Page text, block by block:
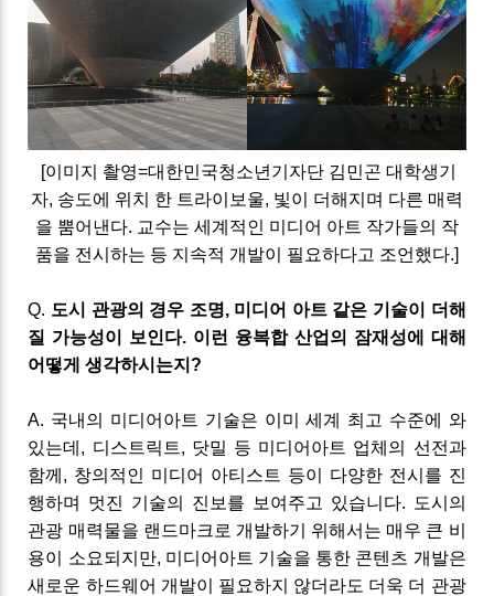
[이미지 촬영=대한민국청소년기자단 김민곤 대학생기
자, 송도에 위치 한 트라이보울, 빛이 더해지며 다른 매력
을 뿜어낸다. 교수는 세계적인 미디어 아트 작가들의 작
품을 전시하는 등 지속적 개발이 필요하다고 조언했다.]
Q. 도시 관광의 경우 조명, 미디어 아트 같은 기술이
더해
질 가능성이 보인다. 이런 융복합 산업의 잠재성에
대해
어떻게
생각하시는지?
A. 국내의 미디어아트 기술은 이미 세계 최고 수준에 와
있는데 , 디스트릭트, 닷밀 등 미디어아트 업체의 선전과
함께 , 창의적인 미디어 아티스트 등이 다양한 전시를 진
행하며 멋진 기술의 진보를 보여주고 있습니다. 도시의
관광 매력물을 랜드마크로 개발하기 위해서는 매우 큰 비
용이 소요되지만, 미디어아트 기술을 통한 콘텐츠 개발은
새로운 하드웨어 개발이 필요하지 않더라도 더욱 더 관광